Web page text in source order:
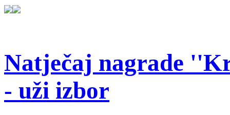
Natječaj nagrade
- uži izbor